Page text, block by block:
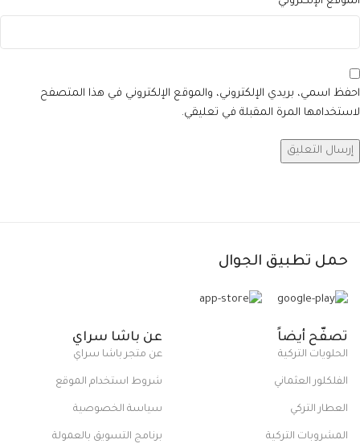
احفظ اسمي، بريدي الإلكتروني، والموقع الإلكتروني في هذا المتصفح
لاستخدامها المرة المقبلة في تعليقي.
حمل تطبيق الجوال
عن باشا سراي
عن متجر باشا سراي
شروط استخدام الموقع
سياسة الخصوصية
برنامج التسويق بالعمولة
تصفّح أيضاً
الحلويات التركية
الفلكلور العثماني
العطار التركي
المشروبات التركية